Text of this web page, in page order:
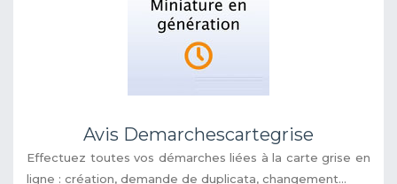
Avis Demarchescartegrise
Effectuez toutes vos démarches liées à la carte grise en
ligne : création, demande de duplicata, changement...